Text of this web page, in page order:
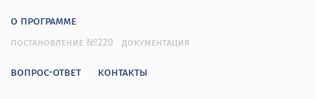
о программе
постановление №220 документация
вопрос-ответ контакты